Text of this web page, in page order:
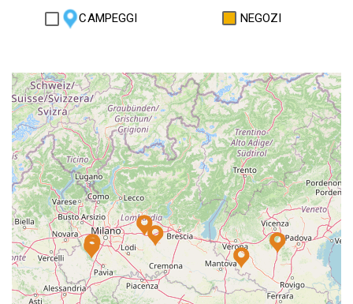
CAMPEGGI NEGOZI